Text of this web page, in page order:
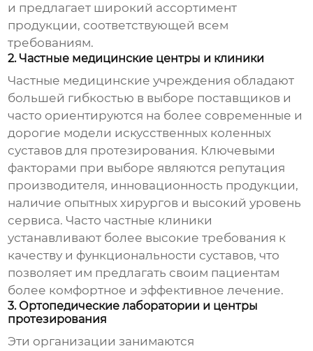
и предлагает широкий ассортимент
продукции, соответствующей всем
требованиям.
2. Частные медицинские центры и клиники
Частные медицинские учреждения обладают
большей гибкостью в выборе поставщиков и
часто ориентируются на более современные и
дорогие модели искусственных коленных
суставов для протезирования. Ключевыми
факторами при выборе являются репутация
производителя, инновационность продукции,
наличие опытных хирургов и высокий уровень
сервиса. Часто частные клиники
устанавливают более высокие требования к
качеству и функциональности суставов, что
позволяет им предлагать своим пациентам
более комфортное и эффективное лечение.
3. Ортопедические лаборатории и центры
протезирования
Эти организации занимаются